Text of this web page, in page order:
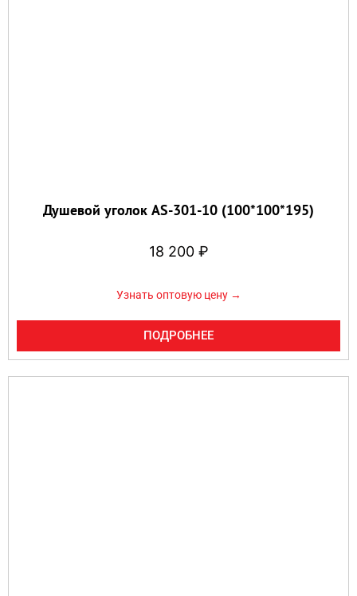
Душевой уголок AS-301-10 (100*100*195)
18 200 ₽
Узнать оптовую цену →
ПОДРОБНЕЕ